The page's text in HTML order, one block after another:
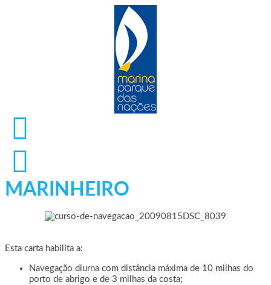
MARINHEIRO
Esta carta habilita a:
Navegação diurna com distância máxima de 10 milhas do
porto de abrigo e de 3 milhas da costa;